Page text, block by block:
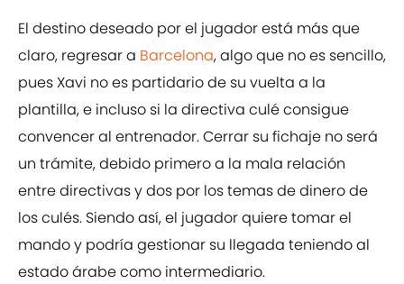
El destino deseado por el jugador está más que
claro, regresar a Barcelona, algo que no es sencillo,
pues Xavi no es partidario de su vuelta a la
plantilla, e incluso si la directiva culé consigue
convencer al entrenador. Cerrar su fichaje no será
un trámite, debido primero a la mala relación
entre directivas y dos por los temas de dinero de
los culés. Siendo así, el jugador quiere tomar el
mando y podría gestionar su llegada teniendo al
estado árabe como intermediario.